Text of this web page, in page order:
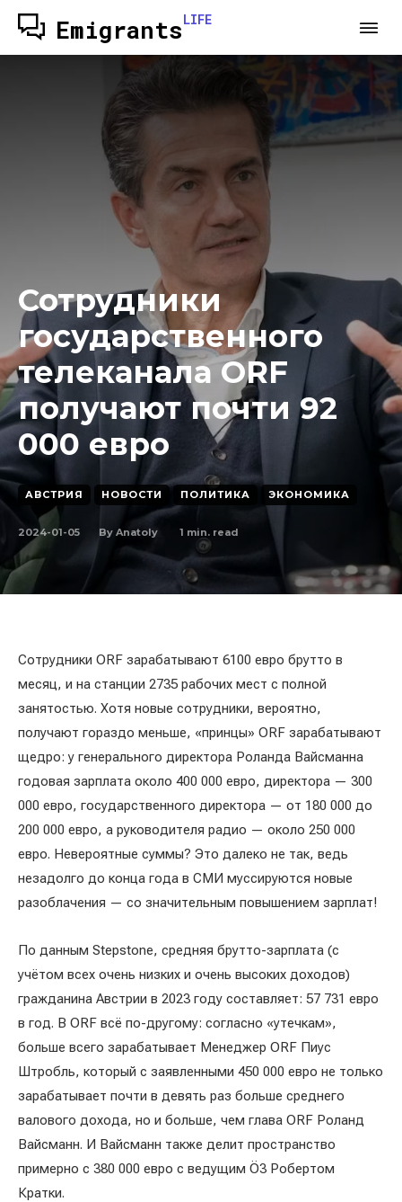
EmigrantsLIFE
Сотрудники
государственного
телеканала ORF
получают почти 92
000 евро
АВСТРИЯ НОВОСТИ ПОЛИТИКА ЭКОНОМИКА
2024-01-05 By Anatoly 1 min. read
Сотрудники ORF зарабатывают 6100 евро брутто в
месяц, и на станции 2735 рабочих мест с полной
занятостью. Хотя новые сотрудники, вероятно,
получают гораздо меньше, «принцы» ORF зарабатывают
щедро: у генерального директора Роланда Вайсманна
годовая зарплата около 400 000 евро, директора — 300
000 евро, государственного директора — от 180 000 до
200 000 евро, а руководителя радио — около 250 000
евро. Невероятные суммы? Это далеко не так, ведь
незадолго до конца года в СМИ муссируются новые
разоблачения — со значительным повышением зарплат!
По данным Stepstone, средняя брутто-зарплата (с
учётом всех очень низких и очень высоких доходов)
гражданина Австрии в 2023 году составляет: 57 731 евро
в год. В ORF всё по-другому: согласно «утечкам»,
больше всего зарабатывает Менеджер ORF Пиус
Штробль, который с заявленными 450 000 евро не только
зарабатывает почти в девять раз больше среднего
валового дохода, но и больше, чем глава ORF Роланд
Вайсманн. И Вайсманн также делит пространство
примерно с 380 000 евро с ведущим Ö3 Робертом
Кратки.